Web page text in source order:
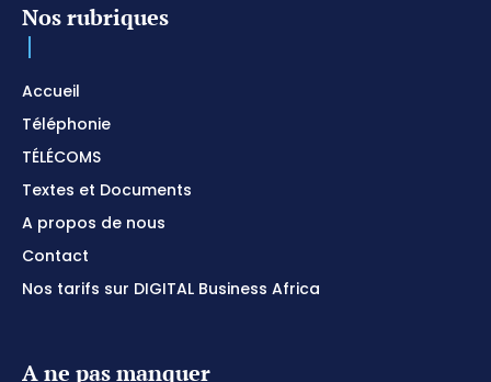
Nos rubriques
Accueil
Téléphonie
TÉLÉCOMS
Textes et Documents
A propos de nous
Contact
Nos tarifs sur DIGITAL Business Africa
A ne pas manquer